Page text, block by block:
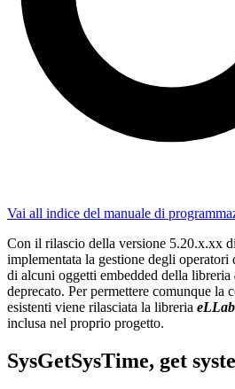
Vai all indice del manuale di
Con il rilascio della versione 5.20.x.xx
implementata la gestione degli
di alcuni oggetti embedded della libreria
deprecato. Per permettere comunque la
esistenti viene rilasciata la libreria
inclusa nel proprio progetto.
SysGetSysTime, get